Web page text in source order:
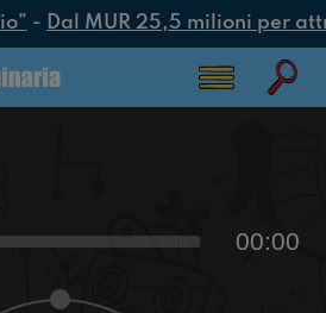
- Dal MUR 25,5 milioni per
00:00